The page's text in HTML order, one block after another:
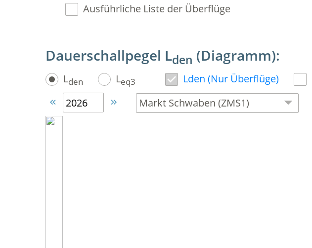
Ausführliche Liste der Überflüge
Dauerschallpegel Lden (Diagramm):
Lden Leq3 Lden (Nur Überflüge)
 